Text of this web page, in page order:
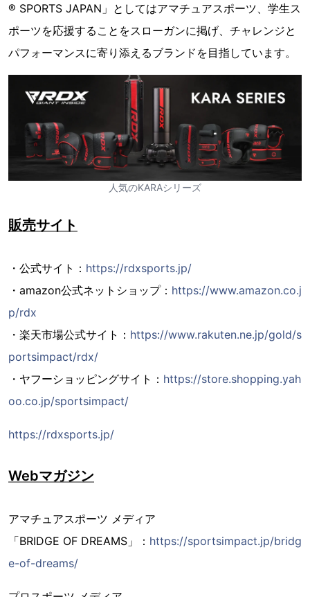
® SPORTS JAPAN」としてはアマチュアスポーツ、学生ス
ポーツを応援することをスローガンに掲げ、チャレンジと
パフォーマンスに寄り添えるブランドを目指しています。
人気のKARAシリーズ
販売サイト
・公式サイト： https://rdxsports.jp/
・amazon公式ネットショップ： https://www.amazon.co.j
p/rdx
・楽天市場公式サイト： https://www.rakuten.ne.jp/gold/s
portsimpact/rdx/
・ヤフーショッピングサイト： https://store.shopping.yah
oo.co.jp/sportsimpact/
https://rdxsports.jp/
Webマガジン
アマチュアスポーツ メディア
「BRIDGE OF DREAMS」： https://sportsimpact.jp/bridg
e-of-dreams/